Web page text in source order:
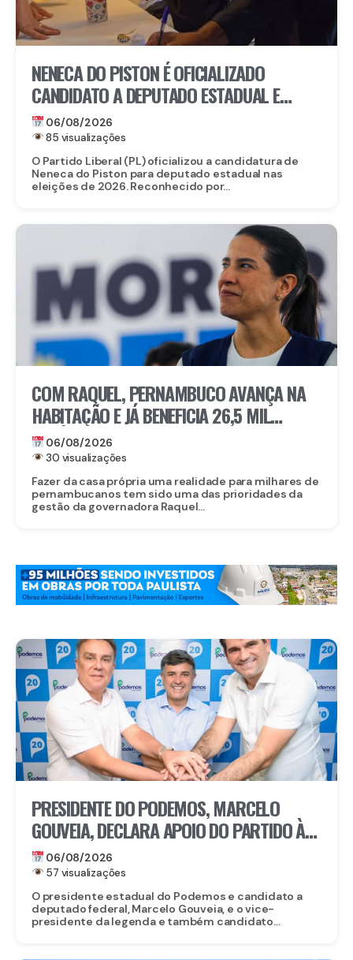
NENECA DO PISTON É OFICIALIZADO
CANDIDATO A DEPUTADO ESTADUAL E
FORTALECE CHAPA DO PL EM
PERNAMBUCO
06/08/2026
85 visualizações
O Partido Liberal (PL) oficializou a candidatura de
Neneca do Piston para deputado estadual nas
eleições de 2026. Reconhecido por...
COM RAQUEL, PERNAMBUCO AVANÇA NA
HABITAÇÃO E JÁ BENEFICIA 26,5 MIL
FAMÍLIAS COM O MORAR BEM – ENTRADA
GARANTIDA
06/08/2026
30 visualizações
Fazer da casa própria uma realidade para milhares de
pernambucanos tem sido uma das prioridades da
gestão da governadora Raquel...
PRESIDENTE DO PODEMOS, MARCELO
GOUVEIA, DECLARA APOIO DO PARTIDO À
CANDIDATURA DE EDUARDO DA FONTE AO
SENADO
06/08/2026
57 visualizações
O presidente estadual do Podemos e candidato a
deputado federal, Marcelo Gouveia, e o vice-
presidente da legenda e também candidato...